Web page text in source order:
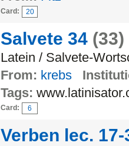
Card: 20
Salvete 34 (33)
Latein / Salvete-
From: krebs
Tags:
Card: 6
Verben lec. 17-